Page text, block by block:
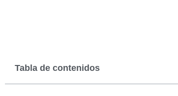
Tabla de contenidos